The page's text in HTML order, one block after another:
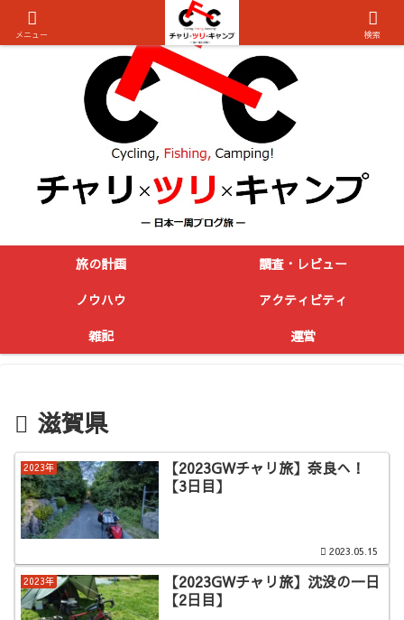
旅の計画
調査・レビュー
ノウハウ
アクティビティ
雑記
運営
滋賀県
2023年
【2023GWチャリ旅】奈良へ！
【3日目】
2023.05.15
2023年
【2023GWチャリ旅】沈没の一日
【2日目】
メニュー 検索